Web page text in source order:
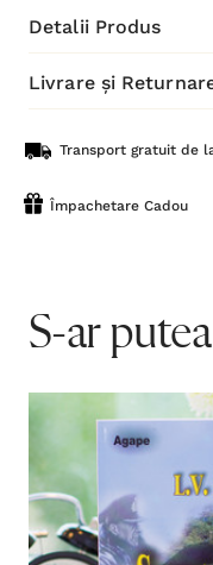
Detalii Produs
Livrare și
Transport gratuit de
Împachetare Cadou
S-ar